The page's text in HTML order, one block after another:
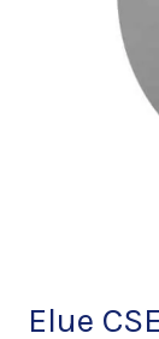
Elue